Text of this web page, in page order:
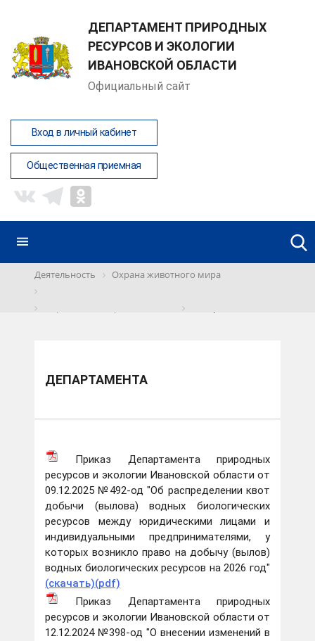
ДЕПАРТАМЕНТ ПРИРОДНЫХ
РЕСУРСОВ И ЭКОЛОГИИ
ИВАНОВСКОЙ ОБЛАСТИ
Официальный сайт
Вход в личный кабинет
Общественная приемная
Деятельность
Охрана животного мира
ДЕПАРТАМЕНТА
Приказ Департамента природных
ресурсов и экологии Ивановской области от
09.12.2025 №492-од "Об распределении квот
добычи (вылова) водных биологических
ресурсов между юридическими лицами и
индивидуальными предпринимателями, у
которых возникло право на добычу (вылов)
водных биологических ресурсов на 2026 год"
(скачать)(pdf)
Приказ Департамента природных
ресурсов и экологии Ивановской области от
12.12.2024 №398-од "О внесении изменений в